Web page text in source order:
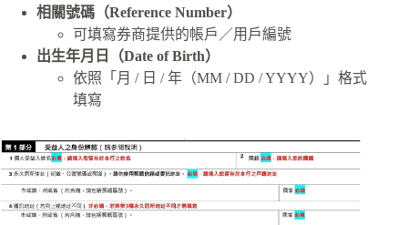
相關號碼（Reference Number）
可填寫券商提供的帳戶／用戶編號
出生年月日（Date of Birth）
依照「月 / 日 / 年（MM / DD / YYYY）」格式
填寫